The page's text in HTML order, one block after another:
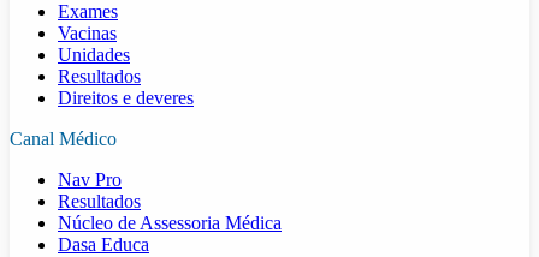
Exames
Vacinas
Unidades
Resultados
Direitos e deveres
Canal Médico
Nav Pro
Resultados
Núcleo de Assessoria Médica
Dasa Educa